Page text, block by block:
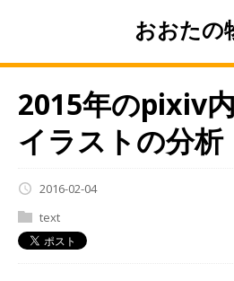
おおたの
2015年のpixiv
イラストの分析
2016-02-04
text